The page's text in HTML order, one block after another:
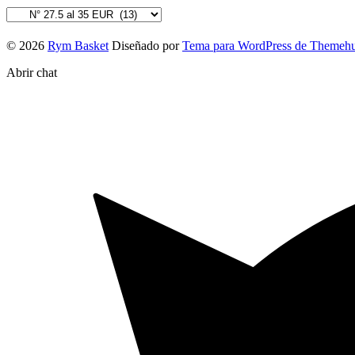
© 2026 Rym Basket Diseñado por Tema para WordPress de
Abrir chat